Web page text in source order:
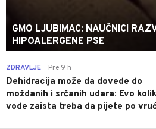
GMO LJUBIMAC: NAUČNICI
HIPOALERGENE PSE
ZDRAVLJE Pre 9 h
Dehidracija može da dovede do
moždanih i srčanih udara: Evo
vode zaista treba da pijete po